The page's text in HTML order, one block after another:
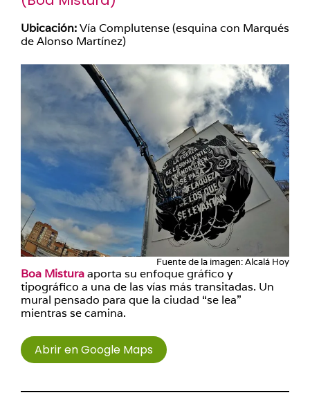
Ubicación:Vía Complutense (esquina con Marqués
de Alonso Martínez)
Fuente de la imagen: Alcalá Hoy
Boa Misturaaporta su enfoque gráfico y
tipográfico a una de las vías más transitadas. Un
mural pensado para que la ciudad “se lea”
mientras se camina.
Abrir en Google Maps